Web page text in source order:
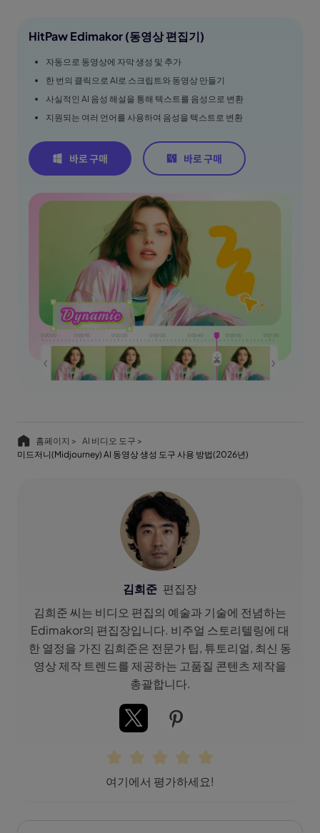
HitPaw Edimakor (동영상 편집기)
자동으로 동영상에 자막 생성 및 추가
한 번의 클릭으로 AI로 스크립트와 동영상 만들기
사실적인 AI 음성 해설을 통해 텍스트를 음성으로 변환
지원되는 여러 언어를 사용하여 음성을 텍스트로 변환
홈페이지 > AI 비디오 도구 >
미드저니(Midjourney) AI 동영상 생성 도구 사용 방법(2026년)
김희준 편집장
김희준 씨는 비디오 편집의 예술과 기술에 전념하는
Edimakor의 편집장입니다. 비주얼 스토리텔링에 대
한 열정을 가진 김희준은 전문가 팁, 튜토리얼, 최신 동
영상 제작 트렌드를 제공하는 고품질 콘텐츠 제작을
총괄합니다.
여기에서 평가하세요!